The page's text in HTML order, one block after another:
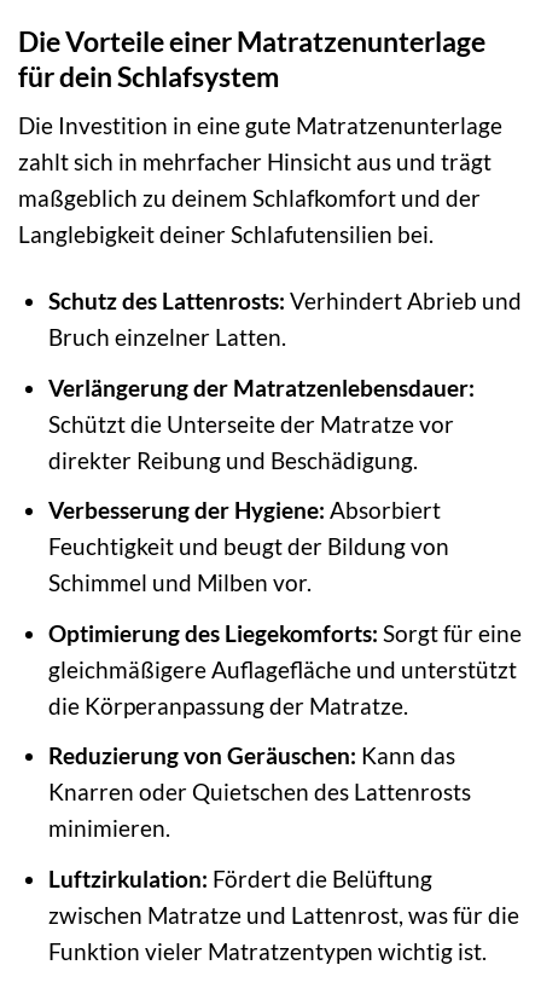
Die Vorteile einer Matratzenunterlage
für dein Schlafsystem
Die Investition in eine gute Matratzenunterlage
zahlt sich in mehrfacher Hinsicht aus und trägt
maßgeblich zu deinem Schlafkomfort und der
Langlebigkeit deiner Schlafutensilien bei.
Schutz des Lattenrosts: Verhindert Abrieb und
Bruch einzelner Latten.
Verlängerung der Matratzenlebensdauer:
Schützt die Unterseite der Matratze vor
direkter Reibung und Beschädigung.
Verbesserung der Hygiene: Absorbiert
Feuchtigkeit und beugt der Bildung von
Schimmel und Milben vor.
Optimierung des Liegekomforts: Sorgt für eine
gleichmäßigere Auflagefläche und unterstützt
die Körperanpassung der Matratze.
Reduzierung von Geräuschen: Kann das
Knarren oder Quietschen des Lattenrosts
minimieren.
Luftzirkulation: Fördert die Belüftung
zwischen Matratze und Lattenrost, was für die
Funktion vieler Matratzentypen wichtig ist.